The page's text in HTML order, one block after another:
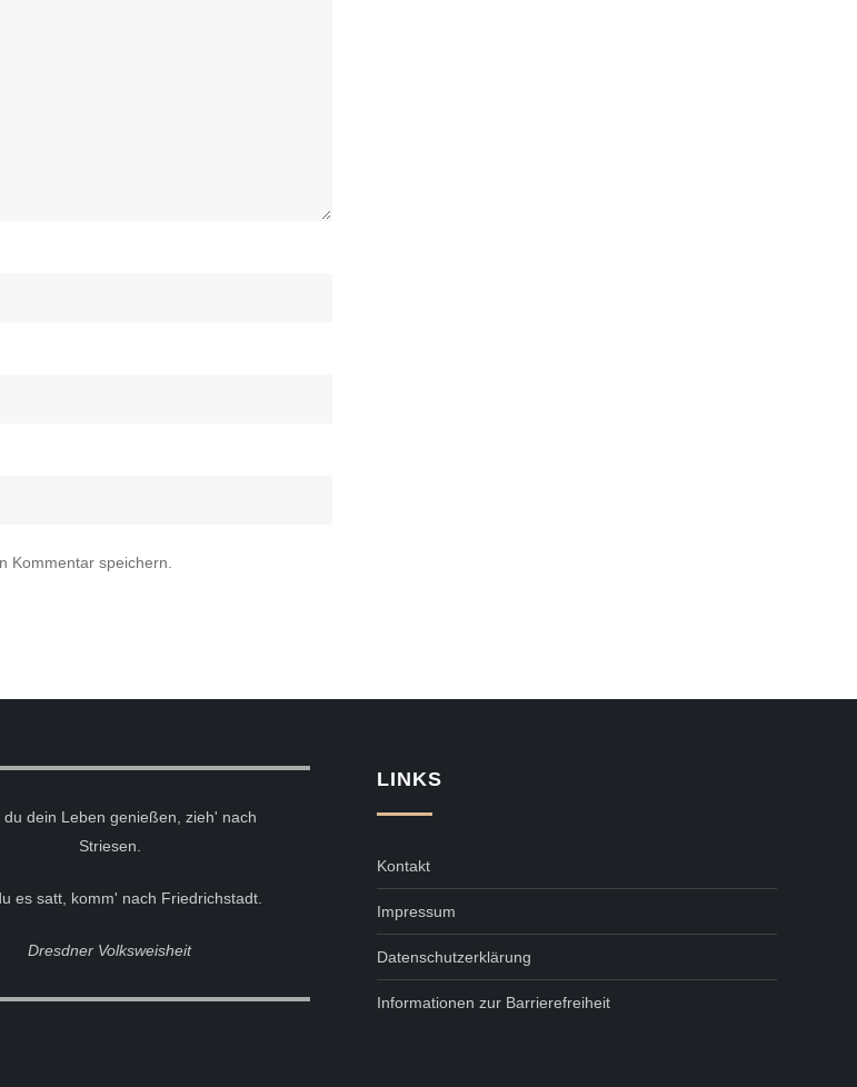
Kommentar speichern.
du dein Leben genießen, zieh' nach
Striesen.
es satt, komm' nach Friedrichstadt.
Dresdner Volksweisheit
LINKS
Kontakt
Impressum
Datenschutzerklärung
Informationen zur Barrierefreiheit